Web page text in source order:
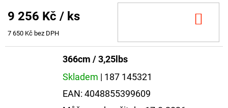
9 256 Kč / ks
7 650 Kč bez DPH
366cm / 3,25lbs
Skladem | 187 145321
EAN: 4048855399609